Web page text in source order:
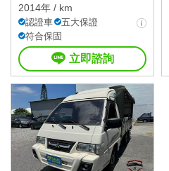
2014年 / km
認證車
五大保證
符合保固
立即諮詢